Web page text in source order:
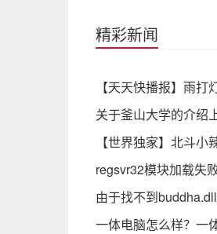
精彩新闻
【天天快播报】雨
关于釜山大学的介绍
【世界独家】北斗
regsvr32模块加载失
由于找不到
一体电脑怎么样？一